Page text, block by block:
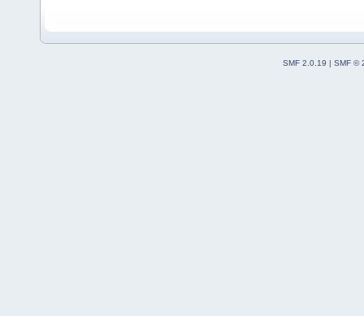
SMF 2.0.19 | SMF ©